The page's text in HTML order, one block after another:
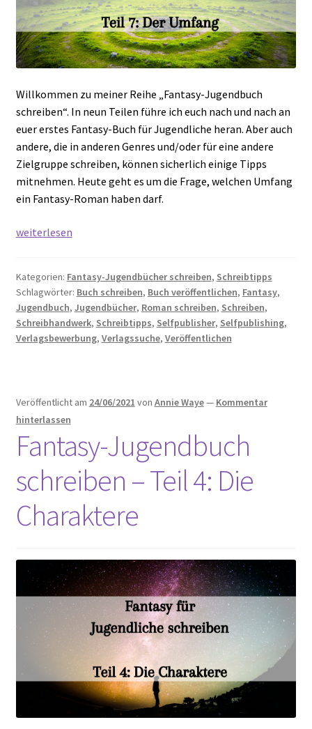
Willkommen zu meiner Reihe „Fantasy-Jugendbuch
schreiben“. In neun Teilen führe ich euch nach und nach an
euer erstes Fantasy-Buch für Jugendliche heran. Aber auch
andere, die in anderen Genres und/oder für eine andere
Zielgruppe schreiben, können sicherlich einige Tipps
mitnehmen. Heute geht es um die Frage, welchen Umfang
ein Fantasy-Roman haben darf.
Fantasy-
–
Teil
7:
Der
weiterlesen
Kategorien: Fantasy-Jugendbücher schreiben, Schreibtipps
Schlagwörter: Buch schreiben, Buch veröffentlichen, Fantasy,
Jugendbuch, Jugendbücher, Roman schreiben, Schreiben,
Schreibhandwerk, Schreibtipps, Selfpublisher, Selfpublishing,
Verlagsbewerbung, Verlagssuche, Veröffentlichen
Veröffentlicht am 24/06/2021 von Annie Waye— Kommentar
hinterlassen
Fantasy-Jugendbuch
schreiben – Teil 4: Die
Charaktere